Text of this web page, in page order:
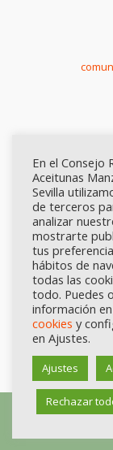
Calidad
©
En el Consejo
Aceitunas
Sevilla
de terceros
analizar
mostrarte
tus
hábitos de
todas las
todo. Puedes
información
cookies y
en Ajustes.
Ajustes
Rechazar